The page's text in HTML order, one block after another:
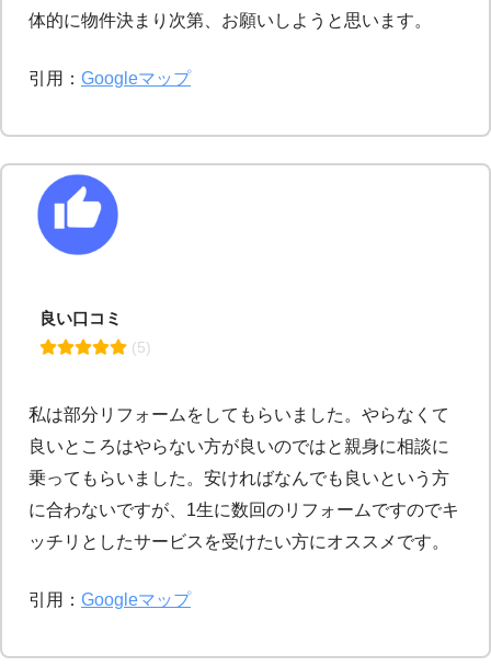
体的に物件決まり次第、お願いしようと思います。
引用： Googleマップ
良い口コミ
(5)
私は部分リフォームをしてもらいました。やらなくて
良いところはやらない方が良いのではと親身に相談に
乗ってもらいました。安ければなんでも良いという方
に合わないですが、1生に数回のリフォームですのでキ
ッチリとしたサービスを受けたい方にオススメです。
引用： Googleマップ